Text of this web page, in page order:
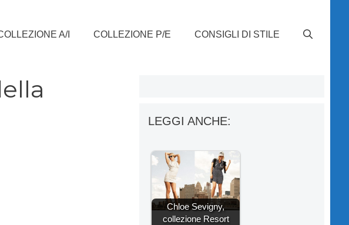
A/I COLLEZIONE P/E CONSIGLI DI STILE
LEGGI ANCHE:
Chloe Sevigny,
collezione Resort